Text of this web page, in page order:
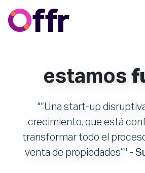
estamos
“Una start-up
crecimiento, que está
transformar todo el
venta de propiedades”
-